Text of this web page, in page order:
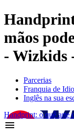
mãos
- Wizkids
Parcerias
Franquia de
Inglês na sua
Handprint: o quê arte
menu